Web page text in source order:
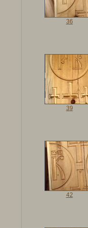
36
39
42